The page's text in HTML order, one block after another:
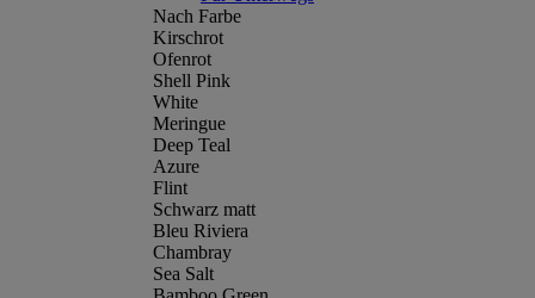
Nach Farbe
Kirschrot
Ofenrot
Shell Pink
White
Meringue
Deep Teal
Azure
Flint
Schwarz matt
Bleu Riviera
Chambray
Sea Salt